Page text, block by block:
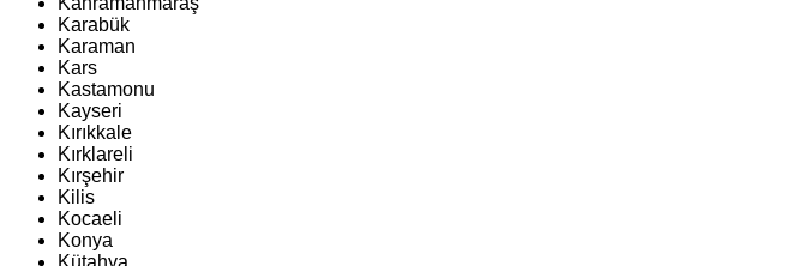
Karabük
Karaman
Kars
Kastamonu
Kayseri
Kırıkkale
Kırklareli
Kırşehir
Kilis
Kocaeli
Konya
Kütahya